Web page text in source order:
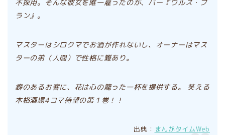
不採用。 そんな彼女を唯一雇ったのが、バー『ウルス・ブ
ラン』。
マスターはシロクマでお酒が作れないし、
オーナーはマス
ターの弟（人間）で性格に難あり。
癖のあるお客に、花は心の籠った一杯を提供する。 笑える
本格酒場4コマ待望の第１巻！！
出典： まんがタイムWeb